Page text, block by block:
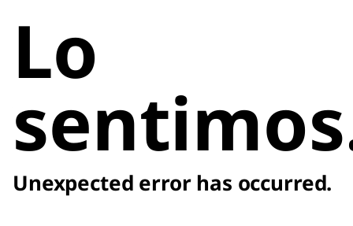
Lo
Unexpected error has occurred.